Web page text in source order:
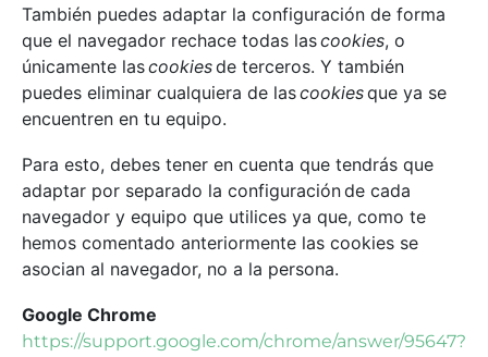
También puedes adaptar la configuración de forma
que el navegador rechace todas lascookies, o
únicamente lascookiesde terceros. Y también
puedes eliminar cualquiera de lascookiesque ya se
encuentren en tu equipo.
Para esto, debes tener en cuenta que tendrás que
adaptar por separado la configuración de cada
navegador y equipo que utilices ya que, como te
hemos comentado anteriormente las cookies se
asocian al navegador, no a la persona.
Google Chrome
https://support.google.com/chrome/answer/95647?